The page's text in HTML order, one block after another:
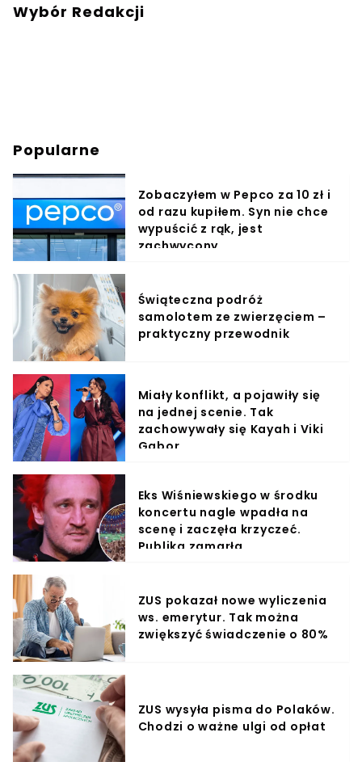
Wybór Redakcji
Popularne
Zobaczyłem w Pepco za 10 zł i
od razu kupiłem. Syn nie chce
wypuścić z rąk, jest
zachwycony
Świąteczna podróż
samolotem ze zwierzęciem –
praktyczny przewodnik
Miały konflikt, a pojawiły się
na jednej scenie. Tak
zachowywały się Kayah i Viki
Gabor
Eks Wiśniewskiego w środku
koncertu nagle wpadła na
scenę i zaczęła krzyczeć.
Publika zamarła
ZUS pokazał nowe wyliczenia
ws. emerytur. Tak można
zwiększyć świadczenie o 80%
ZUS wysyła pisma do Polaków.
Chodzi o ważne ulgi od opłat